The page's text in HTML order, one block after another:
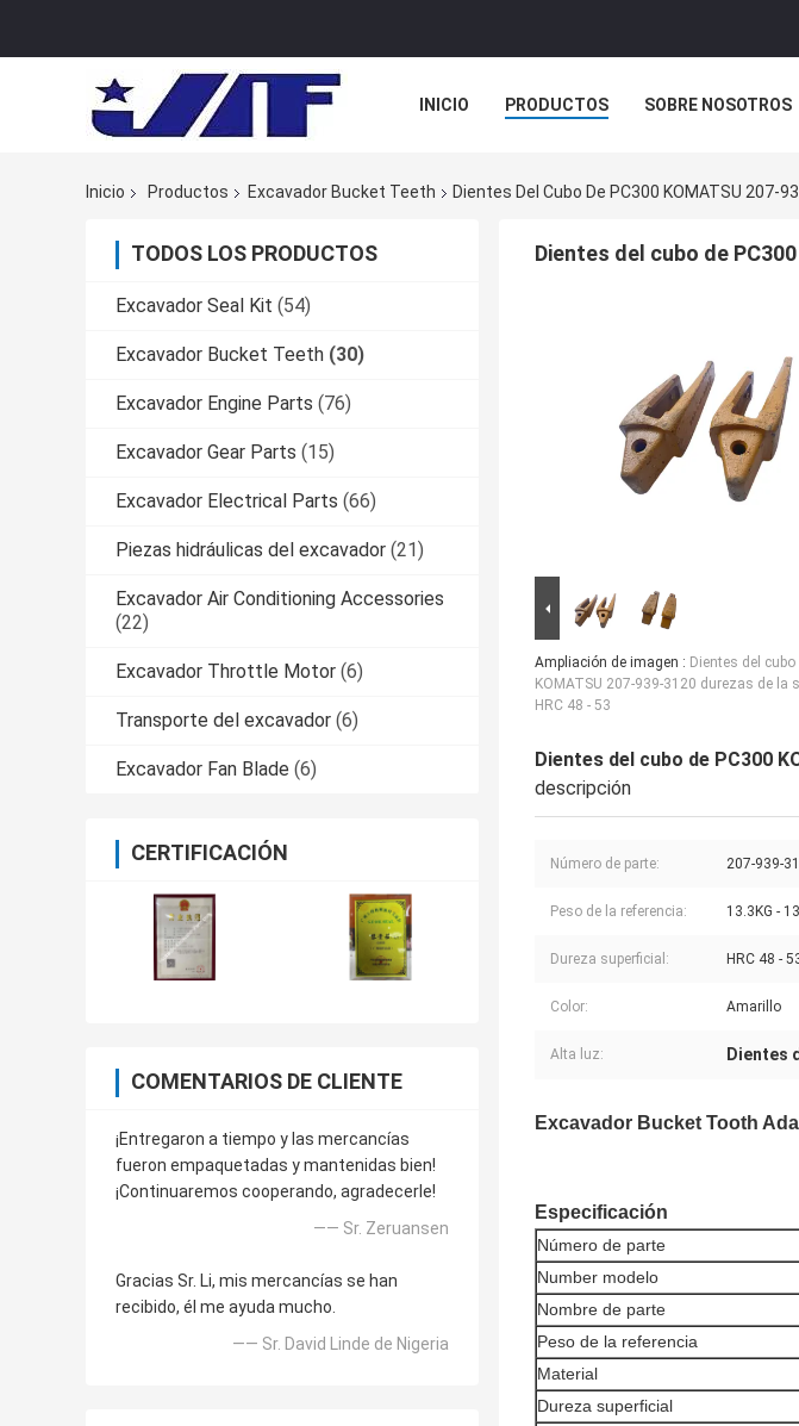
INICIO PRODUCTOS SOBRE NOSOTROS
Inicio
Productos Excavador Bucket Teeth Dientes Del Cubo De PC300 KOMATSU 207-
TODOS LOS PRODUCTOS
Excavador Seal Kit (54)
Excavador Bucket Teeth (30)
Excavador Engine Parts (76)
Excavador Gear Parts (15)
Excavador Electrical Parts (66)
Piezas hidráulicas del excavador (21)
Excavador Air Conditioning Accessories
(22)
Excavador Throttle Motor (6)
Transporte del excavador (6)
Excavador Fan Blade (6)
CERTIFICACIÓN
COMENTARIOS DE CLIENTE
¡Entregaron a tiempo y las mercancías
fueron empaquetadas y mantenidas bien!
¡Continuaremos cooperando, agradecerle!
—— Sr. Zeruansen
Gracias Sr. Li, mis mercancías se han
recibido, él me ayuda mucho.
—— Sr. David Linde de Nigeria
Dientes del cubo de
Ampliación de imagen : Dientes del cubo
KOMATSU 207-939-3120 durezas de la
HRC 48 - 53
Dientes del cubo de PC300
descripción
Número de parte: 207-939-
Peso de la referencia: 13.3KG -
Dureza superficial: HRC 48 -
Color: Amarillo
Alta luz: Dientes
Excavador Bucket Tooth
Especificación
Número de parte
Number modelo
Nombre de parte
Peso de la referencia
Material
Dureza superficial